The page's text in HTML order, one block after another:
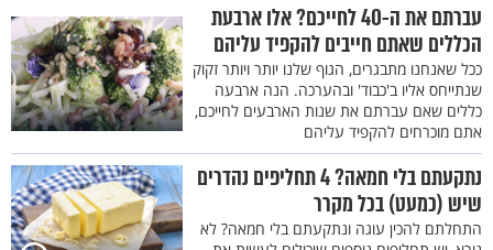
עברתם את ה-40 לחייכם? אלו ארבעת
הכללים שאתם חייבים להקפיד עליהם
ככל שאנחנו מתבגרים, הגוף שלנו יותר ויותר זקוק
שנתייחס אליו ב'כבוד' ובהערכה. הנה ארבעה
כללים שאם עברתם את שנות הארבעים לחייכם,
אתם מוכרחים להקפיד עליהם
נתקעתם בלי חמאה? 4 תחליפים נהדרים
שיש (כמעט) בכל מקרר
התחלתם להכין עוגה ונתקעתם בלי חמאה? לא